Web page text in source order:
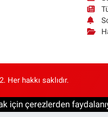
Her hakkı saklıdır.
için çerezlerden